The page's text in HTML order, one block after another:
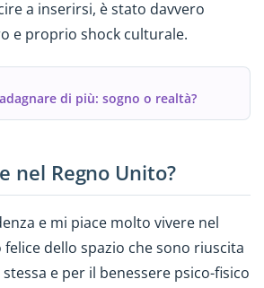
a inserirsi, è stato davvero
e proprio shock culturale.
di più: sogno o realtà?
nel Regno Unito?
e mi piace molto vivere nel
felice dello spazio che sono riuscita
e per il benessere psico-fisico